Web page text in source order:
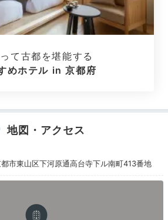
屋風の和室。ぬくもりある空間に
て古都を堪能する
めホテル in 京都府
地図・アクセス
市東山区下河原通高台寺下ル南町413番地